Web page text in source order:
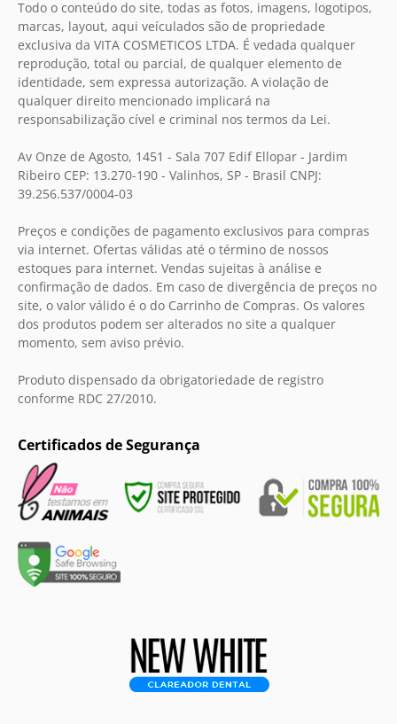
Todo o conteúdo do site, todas as fotos, imagens, logotipos,
marcas, layout, aqui veículados são de propriedade
exclusiva da VITA COSMETICOS LTDA. É vedada qualquer
reprodução, total ou parcial, de qualquer elemento de
identidade, sem expressa autorização. A violação de
qualquer direito mencionado implicará na
responsabilização cível e criminal nos termos da Lei.
Av Onze de Agosto, 1451 - Sala 707 Edif Ellopar - Jardim
Ribeiro CEP: 13.270-190 - Valinhos, SP - Brasil CNPJ:
39.256.537/0004-03
Preços e condições de pagamento exclusivos para compras
via internet. Ofertas válidas até o término de nossos
estoques para internet. Vendas sujeitas à análise e
confirmação de dados. Em caso de divergência de preços no
site, o valor válido é o do Carrinho de Compras. Os valores
dos produtos podem ser alterados no site a qualquer
momento, sem aviso prévio.
Produto dispensado da obrigatoriedade de registro
conforme RDC 27/2010.
Certificados de Segurança